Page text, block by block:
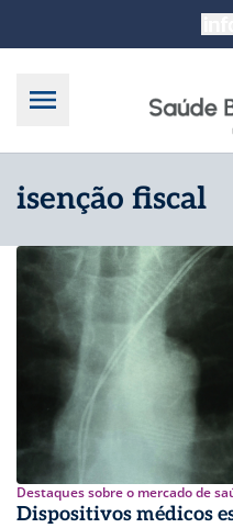
isenção fiscal
Destaques sobre o mercado de
Dispositivos médicos